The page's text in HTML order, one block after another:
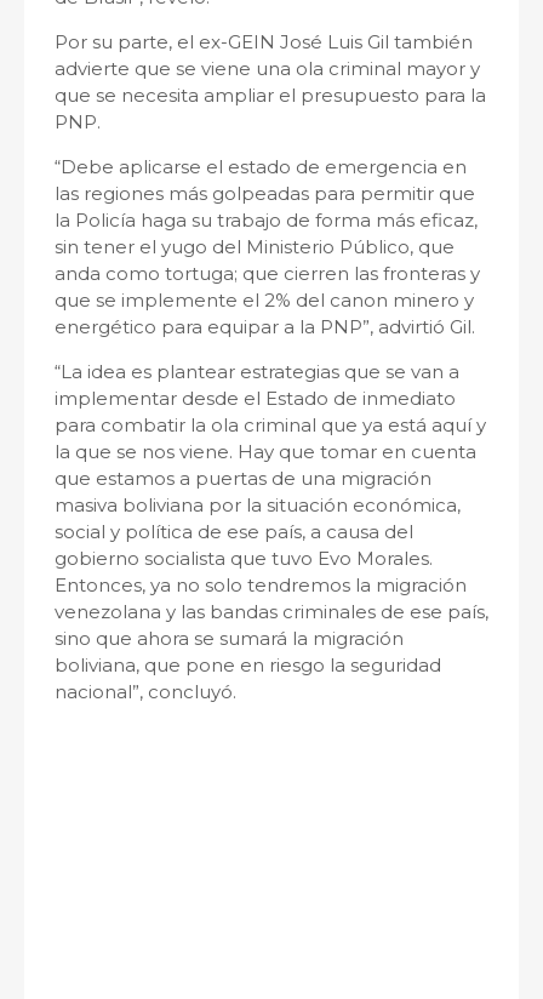
Por su parte, el ex-GEIN José Luis Gil también
advierte que se viene una ola criminal mayor y
que se necesita ampliar el presupuesto para la
PNP.
“Debe aplicarse el estado de emergencia en
las regiones más golpeadas para permitir que
la Policía haga su trabajo de forma más eficaz,
sin tener el yugo del Ministerio Público, que
anda como tortuga; que cierren las fronteras y
que se implemente el 2% del canon minero y
energético para equipar a la PNP”, advirtió Gil.
“La idea es plantear estrategias que se van a
implementar desde el Estado de inmediato
para combatir la ola criminal que ya está aquí y
la que se nos viene. Hay que tomar en cuenta
que estamos a puertas de una migración
masiva boliviana por la situación económica,
social y política de ese país, a causa del
gobierno socialista que tuvo Evo Morales.
Entonces, ya no solo tendremos la migración
venezolana y las bandas criminales de ese país,
sino que ahora se sumará la migración
boliviana, que pone en riesgo la seguridad
nacional”, concluyó.